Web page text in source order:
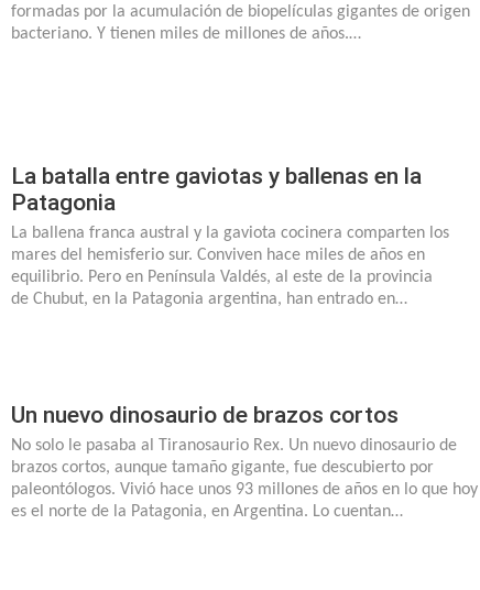
formadas por la acumulación de biopelículas gigantes de origen
bacteriano. Y tienen miles de millones de años.…
La batalla entre gaviotas y ballenas en la
Patagonia
La ballena franca austral y la gaviota cocinera comparten los
mares del hemisferio sur. Conviven hace miles de años en
equilibrio. Pero en Península Valdés, al este de la provincia
de Chubut, en la Patagonia argentina, han entrado en…
Un nuevo dinosaurio de brazos cortos
No solo le pasaba al Tiranosaurio Rex. Un nuevo dinosaurio de
brazos cortos, aunque tamaño gigante, fue descubierto por
paleontólogos. Vivió hace unos 93 millones de años en lo que hoy
es el norte de la Patagonia, en Argentina. Lo cuentan…